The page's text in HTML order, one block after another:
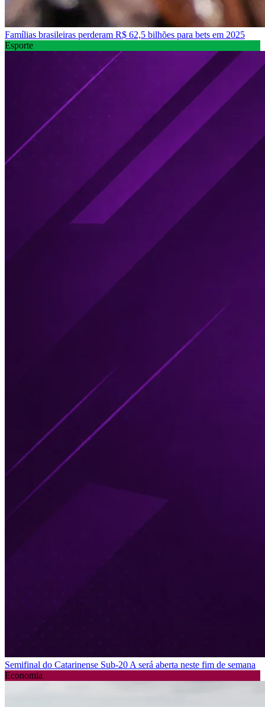
Famílias brasileiras perderam R$ 62,5 bilhões para bets em 2025
Esporte
Semifinal do Catarinense Sub-20 A será aberta neste fim de semana
Economia